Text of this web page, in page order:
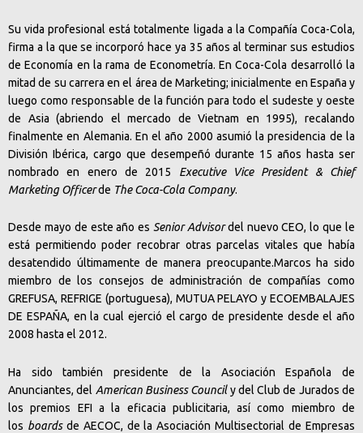
Su vida profesional está totalmente ligada a la Compañía Coca-Cola,
firma a la que se incorporó hace ya 35 años al terminar sus estudios
de Economía en la rama de Econometría. En Coca-Cola desarrolló la
mitad de su carrera en el área de Marketing; inicialmente en España y
luego como responsable de la función para todo el sudeste y oeste
de Asia (abriendo el mercado de Vietnam en 1995), recalando
finalmente en Alemania. En el año 2000 asumió la presidencia de la
División Ibérica, cargo que desempeñó durante 15 años hasta ser
nombrado en enero de 2015 Executive Vice President & Chief
Marketing Officerde The Coca-Cola Company.
Desde mayo de este año es Senior Advisordel nuevo CEO, lo que le
está permitiendo poder recobrar otras parcelas vitales que había
desatendido últimamente de manera preocupante.Marcos ha sido
miembro de los consejos de administración de compañías como
GREFUSA, REFRIGE (portuguesa), MUTUA PELAYO y ECOEMBALAJES
DE ESPAÑA, en la cual ejerció el cargo de presidente desde el año
2008 hasta el 2012.
Ha sido también presidente de la Asociación Española de
Anunciantes, del American Business Councily del Club de Jurados de
los premios EFI a la eficacia publicitaria, así como miembro de
los boards de AECOC, de la Asociación Multisectorial de Empresas